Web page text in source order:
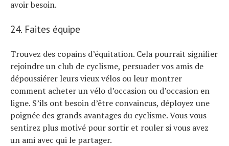
avoir besoin.
24. Faites équipe
Trouvez des copains d’équitation. Cela pourrait signifier
rejoindre un club de cyclisme, persuader vos amis de
dépoussiérer leurs vieux vélos ou leur montrer
comment acheter un vélo d’occasion ou d’occasion en
ligne. S’ils ont besoin d’être convaincus, déployez une
poignée des grands avantages du cyclisme. Vous vous
sentirez plus motivé pour sortir et rouler si vous avez
un ami avec qui le partager.